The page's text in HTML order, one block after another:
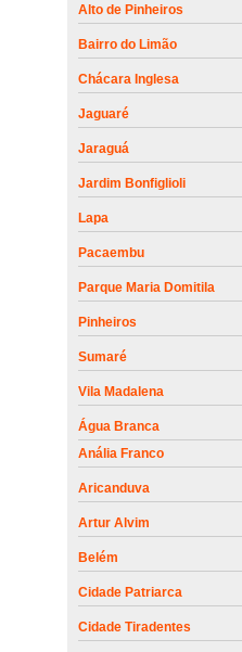
Alto de Pinheiros
Bairro do Limão
Chácara Inglesa
Jaguaré
Jaraguá
Jardim Bonfiglioli
Lapa
Pacaembu
Parque Maria Domitila
Pinheiros
Sumaré
Vila Madalena
Água Branca
Anália Franco
Aricanduva
Artur Alvim
Belém
Cidade Patriarca
Cidade Tiradentes